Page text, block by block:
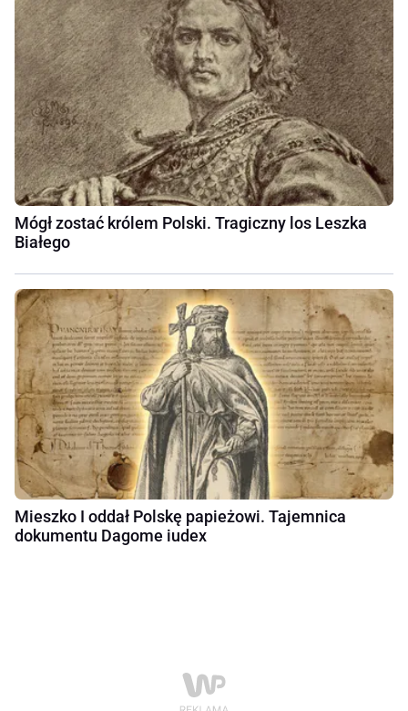
Mógł zostać królem Polski. Tragiczny los Leszka
Białego
Mieszko I oddał Polskę papieżowi. Tajemnica
dokumentu Dagome iudex